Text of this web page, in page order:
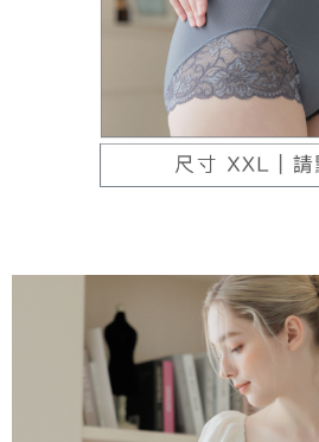
每筆NT$80，滿NT$790(含以上)免運費
本島宅配（ 偏遠地區約需3-5工作天）
每筆NT$80，滿NT$790(含以上)免運費
每筆NT$100，滿NT$890(含以上)免運費